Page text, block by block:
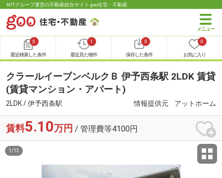
NTTグループ運営の不動産総合サイト goo住宅・不動産
0
最近検索した条件
1
最近見た物件
0
保存した条件
0
お気に入り
クラールイーブンベルクＢ 伊予西条駅 2LDK 賃貸
(賃貸マンション・アパート)
2LDK / 伊予西条駅 情報提供元 アットホーム
賃料5.10万円 / 管理費等4100円
1 /13